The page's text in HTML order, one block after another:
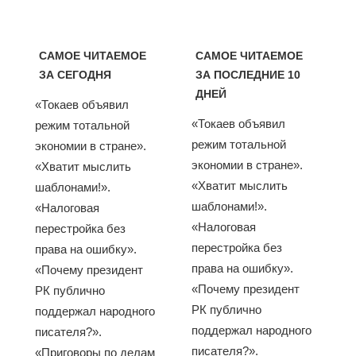
САМОЕ ЧИТАЕМОЕ
ЗА СЕГОДНЯ
«Токаев объявил
режим тотальной
экономии в стране».
«Хватит мыслить
шаблонами!».
«Налоговая
перестройка без
права на ошибку».
«Почему президент
РК публично
поддержал народного
писателя?».
«Приговоры по делам
САМОЕ ЧИТАЕМОЕ
ЗА ПОСЛЕДНИЕ 10
ДНЕЙ
«Токаев объявил
режим тотальной
экономии в стране».
«Хватит мыслить
шаблонами!».
«Налоговая
перестройка без
права на ошибку».
«Почему президент
РК публично
поддержал народного
писателя?».